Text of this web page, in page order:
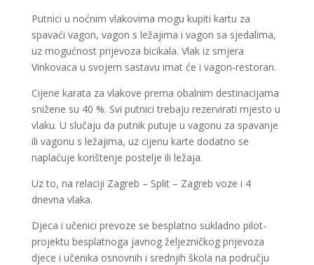
Putnici u noćnim vlakovima mogu kupiti kartu za
spavaći vagon, vagon s ležajima i vagon sa sjedalima,
uz mogućnost prijevoza bicikala. Vlak iz smjera
Vinkovaca u svojem sastavu imat će i vagon-restoran.
Cijene karata za vlakove prema obalnim destinacijama
snižene su 40 %. Svi putnici trebaju rezervirati mjesto u
vlaku. U slučaju da putnik putuje u vagonu za spavanje
ili vagonu s ležajima, uz cijenu karte dodatno se
naplaćuje korištenje postelje ili ležaja.
Uz to, na relaciji Zagreb – Split – Zagreb voze i 4
dnevna vlaka.
Djeca i učenici prevoze se besplatno sukladno pilot-
projektu besplatnoga javnog željezničkog prijevoza
djece i učenika osnovnih i srednjih škola na području